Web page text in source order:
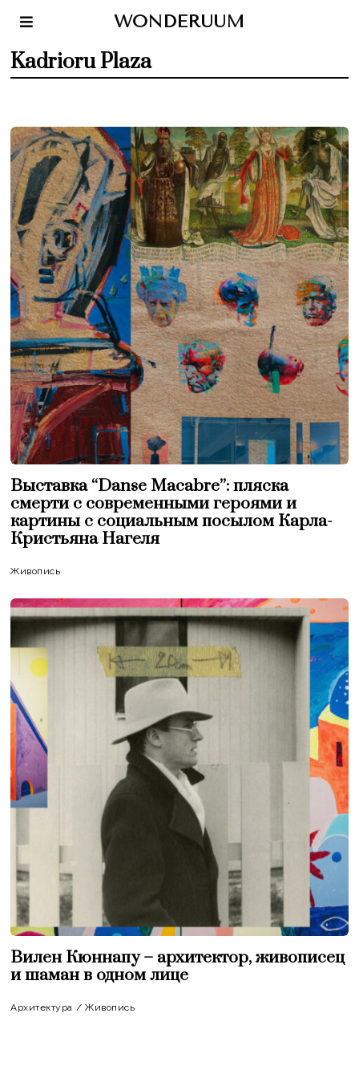
WONDERUUM
Kadrioru Plaza
Выставка “Danse Macabre”: пляска
смерти с современными героями и
картины с социальным посылом Карла-
Кристьяна Нагеля
Живопись
Вилен Кюннапу – архитектор, живописец
и шаман в одном лице
Архитектура / Живопись